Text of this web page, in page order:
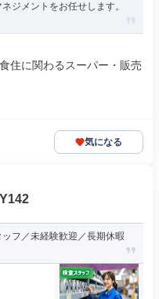
ジメントをお任せします。
住に関わるスーパー・販売
気になる
フ／未経験歓迎／長期休暇